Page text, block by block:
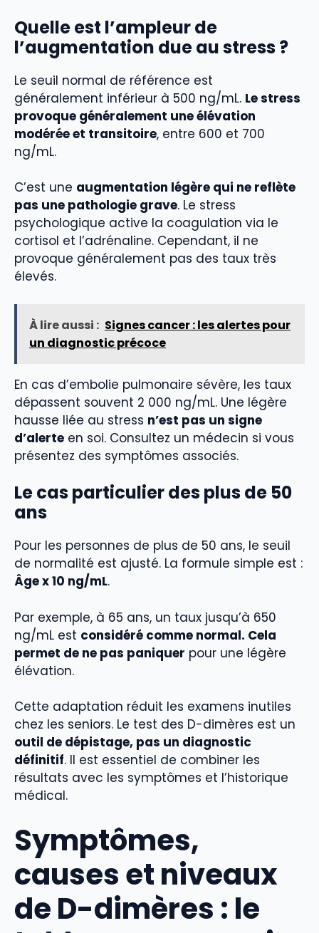
Quelle est l’ampleur de
l’augmentation due au stress ?
Le seuil normal de référence est
généralement inférieur à 500 ng/mL. Le stress
provoque généralement une élévation
modérée et transitoire, entre 600 et 700
ng/mL.
C’est une augmentation légère qui ne reflète
pas une pathologie grave. Le stress
psychologique active la coagulation via le
cortisol et l’adrénaline. Cependant, il ne
provoque généralement pas des taux très
élevés.
À lire aussi : Signes cancer : les alertes pour
un diagnostic précoce
En cas d’embolie pulmonaire sévère, les taux
dépassent souvent 2 000 ng/mL. Une légère
hausse liée au stress n’est pas un signe
d’alerte en soi. Consultez un médecin si vous
présentez des symptômes associés.
Le cas particulier des plus de 50
ans
Pour les personnes de plus de 50 ans, le seuil
de normalité est ajusté. La formule simple est :
Âge x 10 ng/mL.
Par exemple, à 65 ans, un taux jusqu’à 650
ng/mL est considéré comme normal. Cela
permet de ne pas paniquer pour une légère
élévation.
Cette adaptation réduit les examens inutiles
chez les seniors. Le test des D-dimères est un
outil de dépistage, pas un diagnostic
définitif. Il est essentiel de combiner les
résultats avec les symptômes et l’historique
médical.
Symptômes,
causes et niveaux
de D-dimères : le